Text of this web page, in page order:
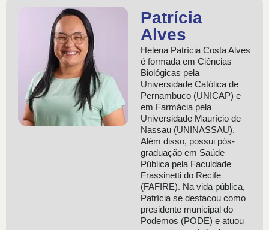
Patrícia
Alves
Helena Patrícia Costa Alves
é formada em Ciências
Biológicas pela
Universidade Católica de
Pernambuco (UNICAP) e
em Farmácia pela
Universidade Maurício de
Nassau (UNINASSAU).
Além disso, possui pós-
graduação em Saúde
Pública pela Faculdade
Frassinetti do Recife
(FAFIRE). Na vida pública,
Patrícia se destacou como
presidente municipal do
Podemos (PODE) e atuou